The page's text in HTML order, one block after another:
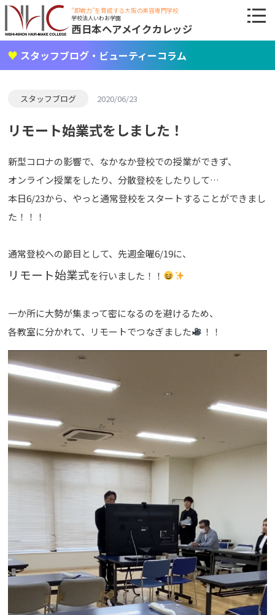
"即戦力"を育成する大阪の美容専門学校
学校法人いわお学園
西日本ヘアメイクカレッジ
スタッフブログ・ビューティーコラム
スタッフブログ 2020/06/23
リモート始業式をしました！
新型コロナの影響で、なかなか登校での授業ができず、
オンライン授業をしたり、分散登校をしたりして…
本日6/23から、やっと通常登校をスタートすることができまし
た！！！
通常登校への節目として、先週金曜6/19に、
リモート始業式を行いました！！
一か所に大勢が集まって密になるのを避けるため、
各教室に分かれて、リモートでつなぎました
！！